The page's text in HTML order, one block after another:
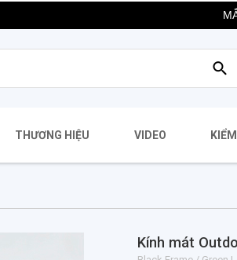
MẮT
THƯƠNG HIỆU VIDEO
Kính mát Outdo